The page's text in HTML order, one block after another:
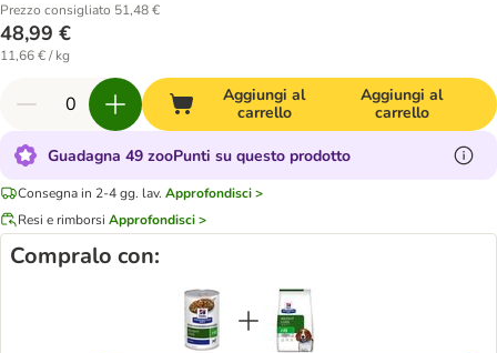
Prezzo consigliato 51,48 €
48,99 €
11,66 € / kg
Aggiungi al
carrello
Aggiungi al
carrello
Guadagna 49 zooPunti su questo prodotto
Consegna in 2-4 gg. lav. Approfondisci >
Resi e rimborsi Approfondisci >
Compralo con: